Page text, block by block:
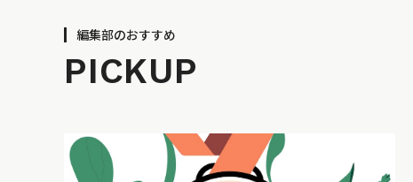
編集部のおすすめ
PICKUP